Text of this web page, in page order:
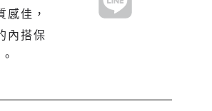
感佳，
內搭保